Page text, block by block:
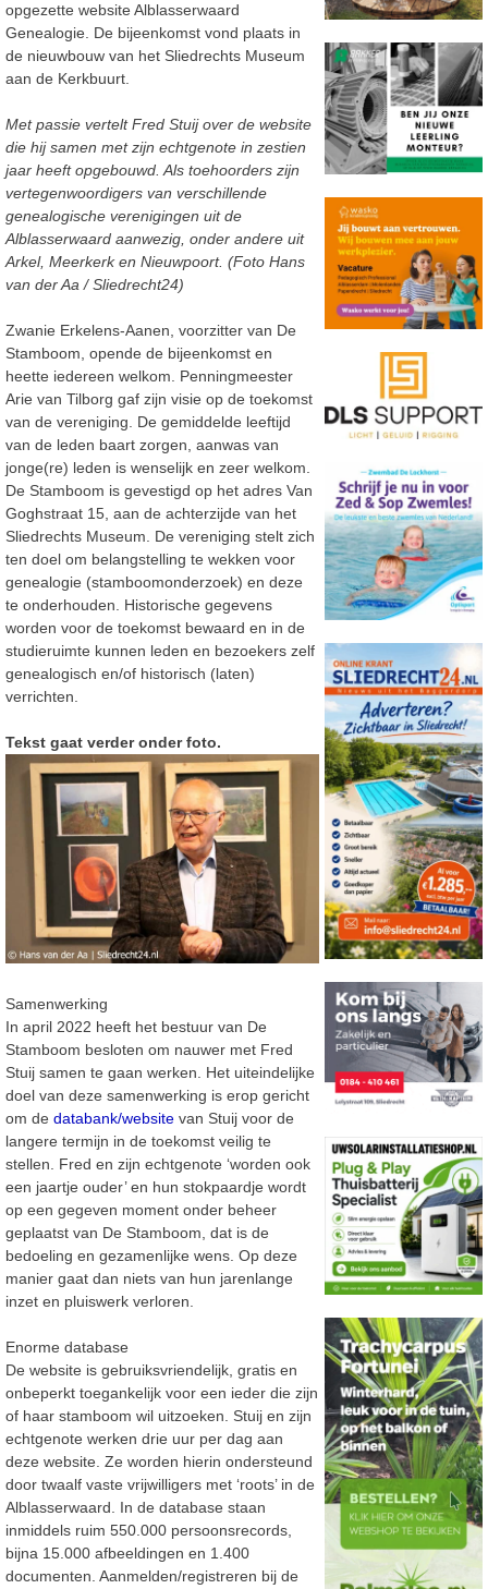
opgezette website Alblasserwaard
Genealogie. De bijeenkomst vond plaats in
de nieuwbouw van het Sliedrechts Museum
aan de Kerkbuurt.
Met passie vertelt Fred Stuij over de website
die hij samen met zijn echtgenote in zestien
jaar heeft opgebouwd. Als toehoorders zijn
vertegenwoordigers van verschillende
genealogische verenigingen uit de
Alblasserwaard aanwezig, onder andere uit
Arkel, Meerkerk en Nieuwpoort. (Foto Hans
van der Aa / Sliedrecht24)
Zwanie Erkelens-Aanen, voorzitter van De
Stamboom, opende de bijeenkomst en
heette iedereen welkom. Penningmeester
Arie van Tilborg gaf zijn visie op de toekomst
van de vereniging. De gemiddelde leeftijd
van de leden baart zorgen, aanwas van
jonge(re) leden is wenselijk en zeer welkom.
De Stamboom is gevestigd op het adres Van
Goghstraat 15, aan de achterzijde van het
Sliedrechts Museum. De vereniging stelt zich
ten doel om belangstelling te wekken voor
genealogie (stamboomonderzoek) en deze
te onderhouden. Historische gegevens
worden voor de toekomst bewaard en in de
studieruimte kunnen leden en bezoekers zelf
genealogisch en/of historisch (laten)
verrichten.
Tekst gaat verder onder foto.
Samenwerking
In april 2022 heeft het bestuur van De
Stamboom besloten om nauwer met Fred
Stuij samen te gaan werken. Het uiteindelijke
doel van deze samenwerking is erop gericht
om de databank/website van Stuij voor de
langere termijn in de toekomst veilig te
stellen. Fred en zijn echtgenote ‘worden ook
een jaartje ouder’ en hun stokpaardje wordt
op een gegeven moment onder beheer
geplaatst van De Stamboom, dat is de
bedoeling en gezamenlijke wens. Op deze
manier gaat dan niets van hun jarenlange
inzet en pluiswerk verloren.
Enorme database
De website is gebruiksvriendelijk, gratis en
onbeperkt toegankelijk voor een ieder die zijn
of haar stamboom wil uitzoeken. Stuij en zijn
echtgenote werken drie uur per dag aan
deze website. Ze worden hierin ondersteund
door twaalf vaste vrijwilligers met ‘roots’ in de
Alblasserwaard. In de database staan
inmiddels ruim 550.000 persoonsrecords,
bijna 15.000 afbeeldingen en 1.400
documenten. Aanmelden/registreren bij de